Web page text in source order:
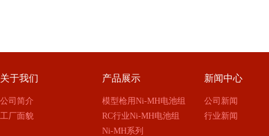
关于我们
公司简介
工厂面貌
产品展示
模型枪用Ni-MH电池组
RC行业Ni-MH电池组
Ni-MH系列
新闻中心
公司新闻
行业新闻